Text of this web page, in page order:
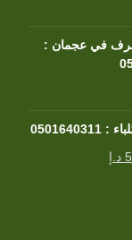
في عجمان :
د.إ